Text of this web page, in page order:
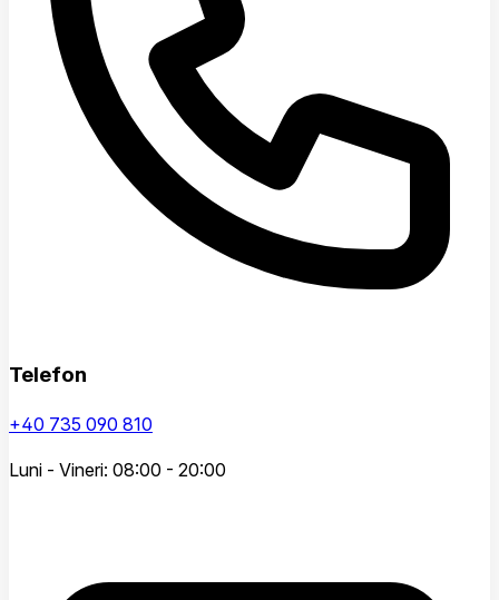
Telefon
+40 735 090 810
Luni - Vineri: 08:00 - 20:00